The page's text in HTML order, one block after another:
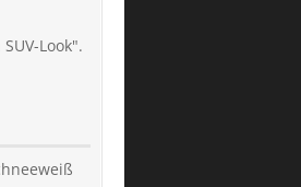
Look".